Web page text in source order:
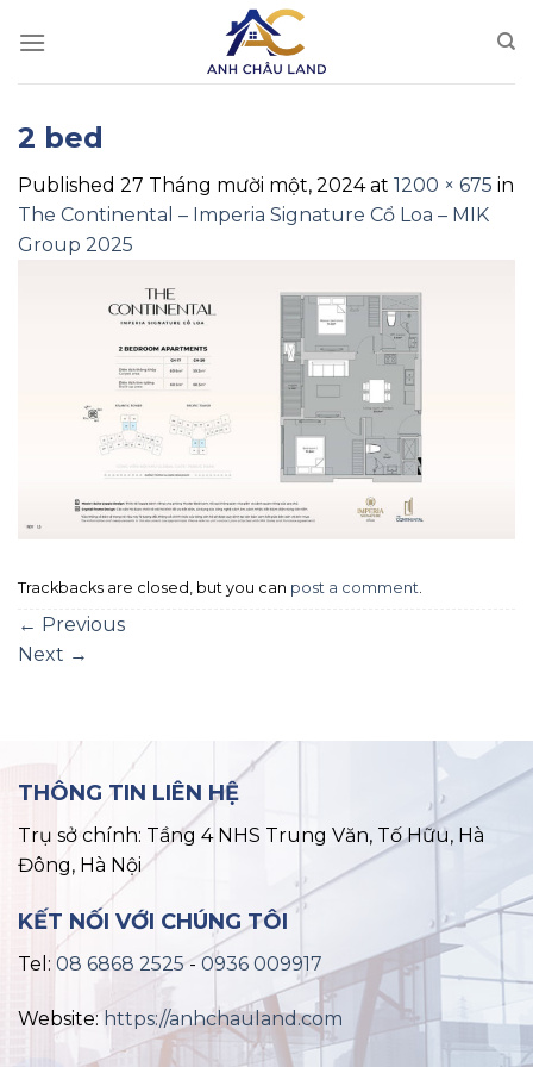
2 bed
Published 27 Tháng mười một, 2024at 1200 × 675 in
The Continental – Imperia Signature Cổ Loa – MIK
Group 2025
Trackbacks are closed, but you can post a comment
← Previous
Next →
THÔNG TIN LIÊN HỆ
Trụ sở chính: Tầng 4 NHS Trung Văn, Tố Hữu, Hà
Đông, Hà Nội
KẾT NỐI VỚI CHÚNG TÔI
Tel: 08 6868 2525-0936 009917
Website: https://anhchauland.com